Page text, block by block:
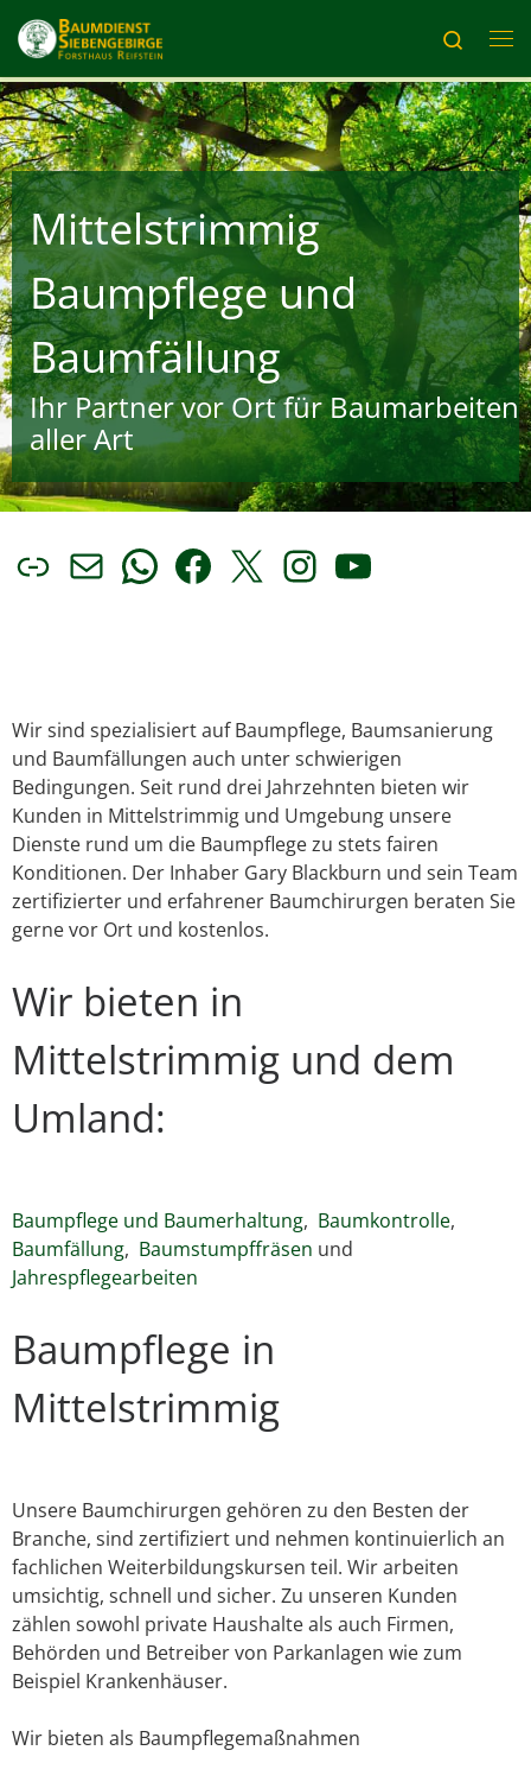
Zum Inhalt springen
Search
Mittelstrimmig
Baumpflege und
Baumfällung
Ihr Partner vor Ort für Baumarbeiten
aller Art
LinkE-Mail
WhatsApp
Facebook
X Instagram
YouTube
Wir sind spezialisiert auf Baumpflege, Baumsanierung
und Baumfällungen auch unter schwierigen
Bedingungen. Seit rund drei Jahrzehnten bieten wir
Kunden in Mittelstrimmig und Umgebung unsere
Dienste rund um die Baumpflege zu stets fairen
Konditionen. Der Inhaber Gary Blackburn und sein Team
zertifizierter und erfahrener Baumchirurgen beraten Sie
gerne vor Ort und kostenlos.
Wir bieten in
Mittelstrimmig und dem
Umland:
Baumpflege und Baumerhaltung, Baumkontrolle,
Baumfällung, Baumstumpffräsen und
Jahrespflegearbeiten
Baumpflege in
Mittelstrimmig
Unsere Baumchirurgen gehören zu den Besten der
Branche, sind zertifiziert und nehmen kontinuierlich an
fachlichen Weiterbildungskursen teil. Wir arbeiten
umsichtig, schnell und sicher. Zu unseren Kunden
zählen sowohl private Haushalte als auch Firmen,
Behörden und Betreiber von Parkanlagen wie zum
Beispiel Krankenhäuser.
Wir bieten als Baumpflegemaßnahmen